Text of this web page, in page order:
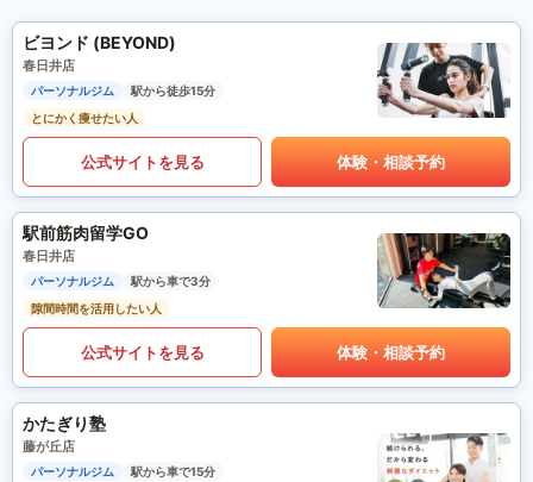
ビヨンド (BEYOND)
春日井店
パーソナルジム
駅から徒歩15分
とにかく痩せたい人
公式サイトを見る 体験・相談予約
駅前筋肉留学GO
春日井店
パーソナルジム
駅から車で3分
隙間時間を活用したい人
公式サイトを見る 体験・相談予約
かたぎり塾
藤が丘店
パーソナルジム
駅から車で15分